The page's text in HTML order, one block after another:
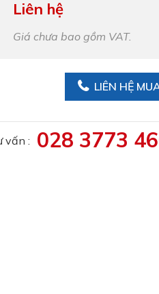
Liên hệ
Giá chưa bao gồm VAT.
LIÊN HỆ
vấn : 028 3773